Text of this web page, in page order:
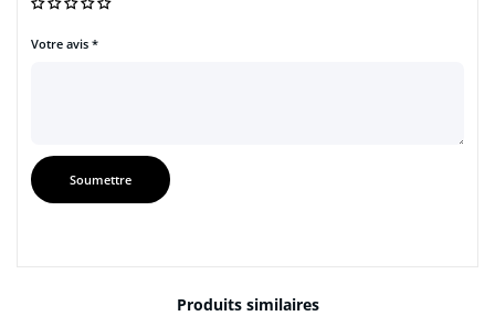
Votre avis *
Produits similaires